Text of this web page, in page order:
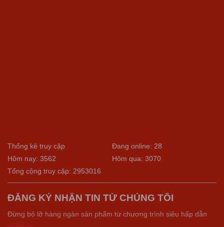
Thống kê truy cập
Đang online: 28
Hôm nay: 3562
Hôm qua: 3070
Tổng cộng truy cập: 2953016
ĐĂNG KÝ NHẬN TIN TỪ CHÚNG TÔI
Đừng bỏ lỡ hàng ngàn sản phẩm từ chương trình siêu hấp dẫn